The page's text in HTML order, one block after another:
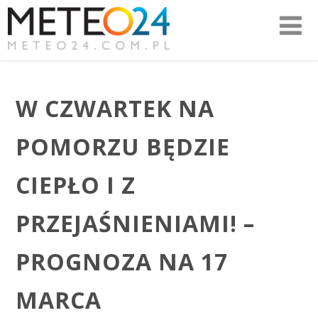
W CZWARTEK NA
POMORZU BĘDZIE
CIEPŁO I Z
PRZEJAŚNIENIAMI! –
PROGNOZA NA 17
MARCA